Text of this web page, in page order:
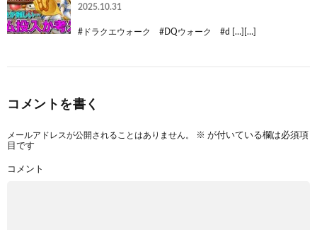
2025.10.31
#ドラクエウォーク #DQウォーク #d […][…]
コメントを書く
メールアドレスが公開されることはありません。 ※ が付いている欄は必須項
目です
コメント